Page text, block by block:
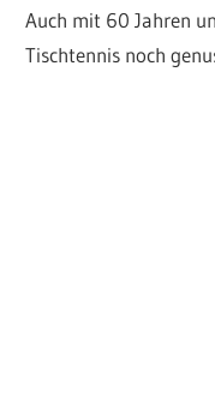
Auch mit 60 Jahren
Tischtennis noch